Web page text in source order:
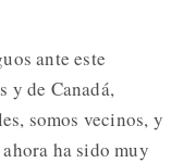
ante este
y de Canadá,
somos vecinos, y
ha sido muy